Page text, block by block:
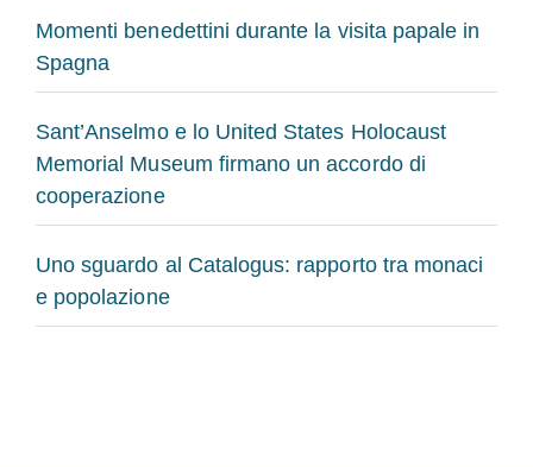
Momenti benedettini durante la visita papale in
Spagna
Sant’Anselmo e lo United States Holocaust
Memorial Museum firmano un accordo di
cooperazione
Uno sguardo al Catalogus: rapporto tra monaci
e popolazione